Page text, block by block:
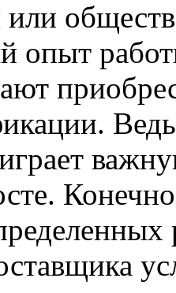
или
опыт